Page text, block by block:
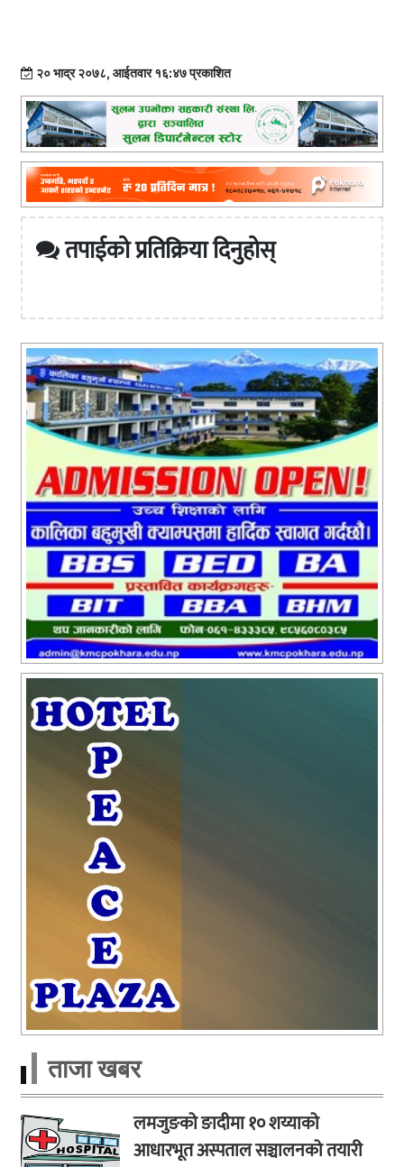
२० भाद्र २०७८, आईतवार १६:४७ प्रकाशित
तपाईको प्रतिक्रिया दिनुहोस्
ताजा खबर
लमजुङको ङादीमा १० शय्याको
आधारभूत अस्पताल सञ्चालनको तयारी